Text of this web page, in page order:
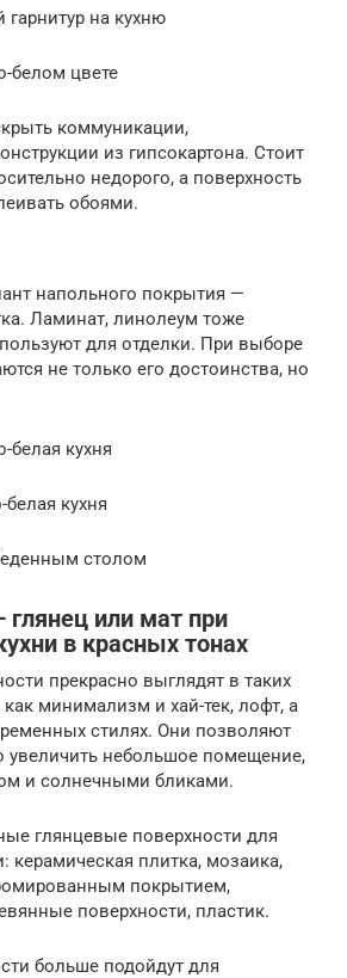
на кухню
белом цвете
коммуникации,
из гипсокартона. Стоит
недорого, а поверхность
обоями.
напольного покрытия —
Ламинат, линолеум тоже
для отделки. При выборе
не только его достоинства, но
белая кухня
кухня
столом
или мат при
в красных тонах
прекрасно выглядят в таких
как минимализм и хай-тек, лофт, а
стилях. Они позволяют
увеличить небольшое помещение,
и солнечными бликами.
глянцевые поверхности для
керамическая плитка, мозаика,
покрытием,
поверхности, пластик.
больше подойдут для